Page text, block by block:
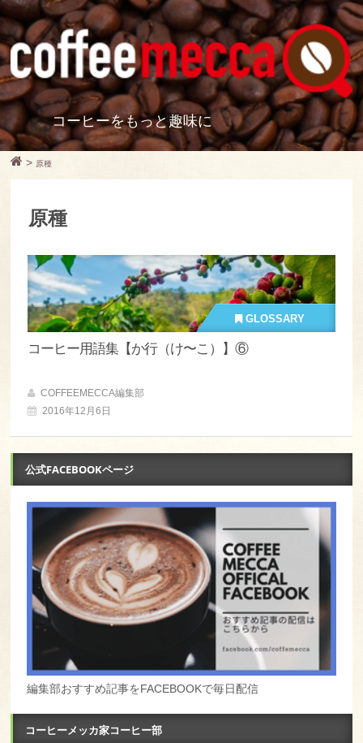
コーヒーをもっと趣味に
> 原種
原種
GLOSSARY
コーヒー用語集【か行（け〜こ）】⑥
COFFEEMECCA編集部
2016年12月6日
公式FACEBOOKページ
編集部おすすめ記事をFACEBOOKで毎日配信
コーヒーメッカ家コーヒー部